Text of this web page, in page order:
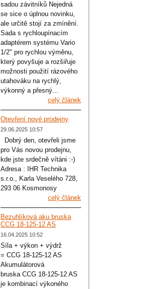
sadou závitníků Nejedná
se sice o úplnou novinku,
ale určitě stojí za zmínění.
Sada s rychloupínacím
adaptérem systému Vario
1/2" pro rychlou výměnu,
který povyšuje a rozšiřuje
možnosti použití rázového
utahováku na rychlý,
výkonný a přesný...
celý článek
Otevření nové prodejny
29.06.2025 10:57
Dobrý den, otevřeli jsme
pro Vás novou prodejnu,
kde jste srdečně vítáni :-)
Adresa : IHR Technika
s.r.o., Karla Veselého 728,
293 06 Kosmonosy
celý článek
Bezuhlíková aku bruska
CCG 18-125-12 AS
16.04.2025 10:52
Síla + výkon + výdrž
= CCG 18-125-12 AS
Akumulátorová
bruska CCG 18-125-12 AS
je kombinací výkoného